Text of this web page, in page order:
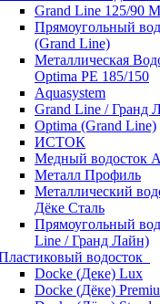
Grand Line 125/90
Прямоугольный
(Grand Line)
Металлическая
Optima PE 185/150
Aquasystem
Grand Line / Гранд
Optima (Grand Line)
ИСТОК
Медный водосток
Металл Профиль
Металлический
Дёке Сталь
Прямоугольный
Line / Гранд Лайн)
водосток
Docke (Деке) Lux
Docke (Дёке)